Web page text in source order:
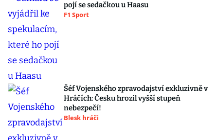
pojí se sedačkou u Haasu
F1 Sport
Šéf Vojenského zpravodajství exkluzivně v
Hráčích: Česku hrozil vyšší stupeň
nebezpečí!
Blesk hráči